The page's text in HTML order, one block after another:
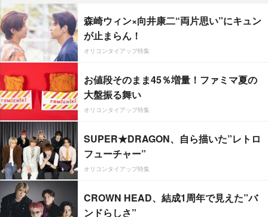
森崎ウィン×向井康二“両片思い”にキュン
が止まらん！
オリコンタイアップ特集
お値段そのまま45％増量！ファミマ夏の
大盤振る舞い
オリコンタイアップ特集
SUPER★DRAGON、自ら描いた”レトロ
フューチャー”
オリコンタイアップ特集
CROWN HEAD、結成1周年で見えた”バ
ンドらしさ”